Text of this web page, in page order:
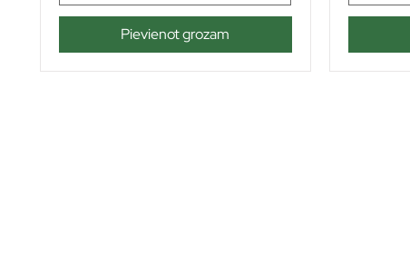
Pievienot grozam